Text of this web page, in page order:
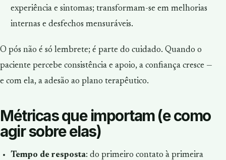
experiência e sintomas; transformam-se em melhorias
internas e desfechos mensuráveis.
O pós não é só lembrete; é parte do cuidado. Quando o
paciente percebe consistência e apoio, a confiança cresce —
e com ela, a adesão ao plano terapêutico.
Métricas que importam (e como
agir sobre elas)
Tempo de resposta: do primeiro contato à primeira